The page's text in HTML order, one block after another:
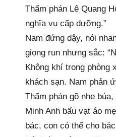
Thẩm phán Lê Quang
nghĩa vụ cấp dưỡng.”
Nam đứng dậy, nói
giọng run nhưng sắc:
Không khí trong phòng
khách sạn. Nam phản
Thẩm phán gõ nhẹ
Minh Anh bấu vạt áo
bác, con có thể cho